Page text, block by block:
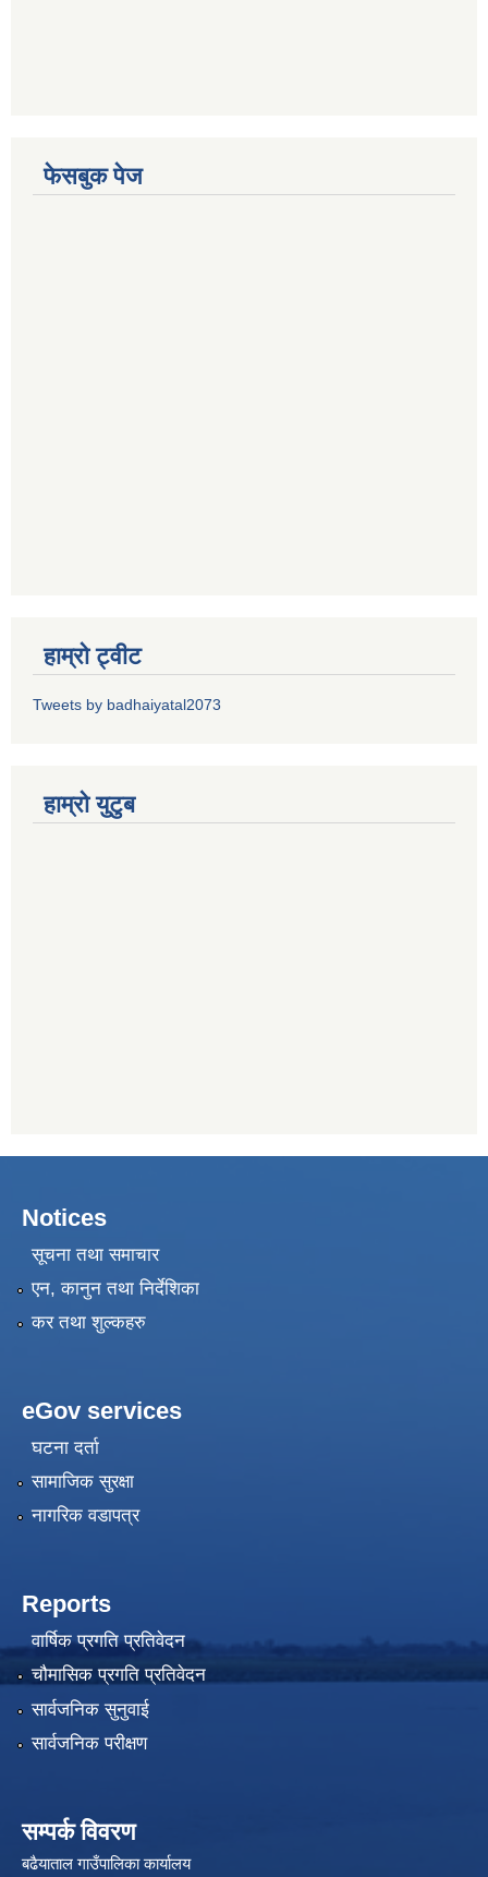
फेसबुक पेज
हाम्रो ट्वीट
Tweets by badhaiyatal2073
हाम्रो युटुब
Notices
सूचना तथा समाचार
एन, कानुन तथा निर्देशिका
कर तथा शुल्कहरु
eGov services
घटना दर्ता
सामाजिक सुरक्षा
नागरिक वडापत्र
Reports
वार्षिक प्रगति प्रतिवेदन
चौमासिक प्रगति प्रतिवेदन
सार्वजनिक सुनुवाई
सार्वजनिक परीक्षण
सम्पर्क विवरण
बढैयाताल गाउँपालिका कार्यालय